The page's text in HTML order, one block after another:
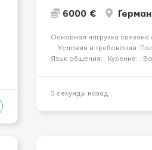
6000 €
Основная нагрузка
Условия и требования:
Язык общения: . Курение: .
Украина +...
3 секунды назад